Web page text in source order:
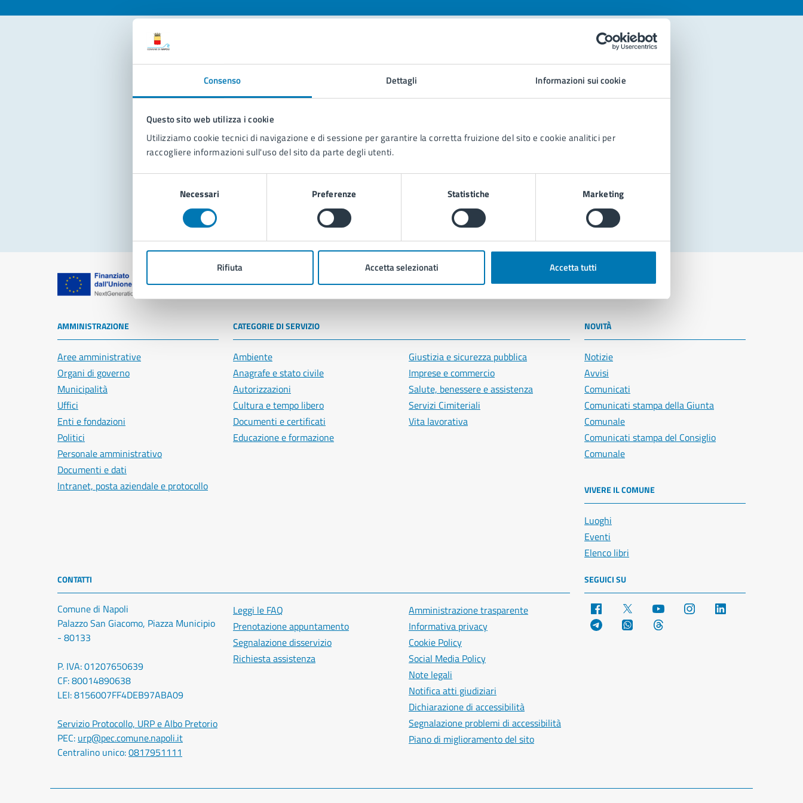
Consenso Dettagli Informazioni sui cookie
Questo sito web utilizza i cookie
Utilizziamo cookie tecnici di navigazione e di sessione per garantire la corretta fruizione del sito e cookie analitici per
raccogliere informazioni sull'uso del sito da parte degli utenti.
Necessari Preferenze Statistiche Marketing
Rifiuta Accetta selezionati Accetta tutti
Contatta il comune
Leggi le domande frequenti
Richiedi assistenza
Prenota appuntamento
Problemi in città
Segnala disservizio
Comune di Napoli
AMMINISTRAZIONE
Aree amministrative
Organi di governo
Municipalità
Uffici
Enti e fondazioni
Politici
Personale amministrativo
Documenti e dati
Intranet, posta aziendale e protocollo
CATEGORIE DI SERVIZIO
Ambiente
Anagrafe e stato civile
Autorizzazioni
Cultura e tempo libero
Documenti e certificati
Educazione e formazione
Giustizia e sicurezza pubblica
Imprese e commercio
Salute, benessere e assistenza
Servizi Cimiteriali
Vita lavorativa
NOVITÀ
Notizie
Avvisi
Comunicati
Comunicati stampa della Giunta
Comunale
Comunicati stampa del Consiglio
Comunale
VIVERE IL COMUNE
Luoghi
Eventi
Elenco libri
CONTATTI
Comune di Napoli
Palazzo San Giacomo, Piazza Municipio
- 80133
P. IVA: 01207650639
CF: 80014890638
LEI: 8156007FF4DEB97ABA09
Servizio Protocollo, URP e Albo Pretorio
PEC: urp@pec.comune.napoli.it
Centralino unico:0817951111
Leggi le FAQ
Prenotazione appuntamento
Segnalazione disservizio
Richiesta assistenza
Amministrazione trasparente
Informativa privacy
Cookie Policy
Social Media Policy
Note legali
Notifica atti giudiziari
Dichiarazione di accessibilità
Segnalazione problemi di accessibilità
Piano di miglioramento del sito
SEGUICI SU
Facebook YouTube Instagram
Telegram WhatsApp